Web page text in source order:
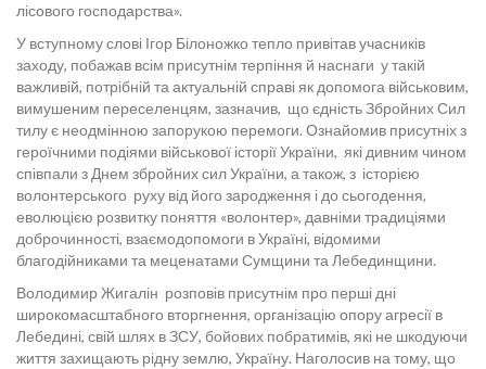
лісового господарства».
У вступному слові Ігор Білоножко тепло привітав учасників
заходу, побажав всім присутнім терпіння й наснаги у такій
важливій, потрібній та актуальній справі як допомога військовим,
вимушеним переселенцям, зазначив, що єдність Збройних Сил
тилу є неодмінною запорукою перемоги. Ознайомив присутніх з
героїчними подіями військової історії України, які дивним чином
співпали з Днем збройних сил України, а також, з історією
волонтерського руху від його зародження і до сьогодення,
еволюцією розвитку поняття «волонтер», давніми традиціями
доброчинності, взаємодопомоги в Україні, відомими
благодійниками та меценатами Сумщини та Лебединщини.
Володимир Жигалін розповів присутнім про перші дні
широкомасштабного вторгнення, організацію опору агресії в
Лебедині, свій шлях в ЗСУ, бойових побратимів, які не шкодуючи
життя захищають рідну землю, Україну. Наголосив на тому, що